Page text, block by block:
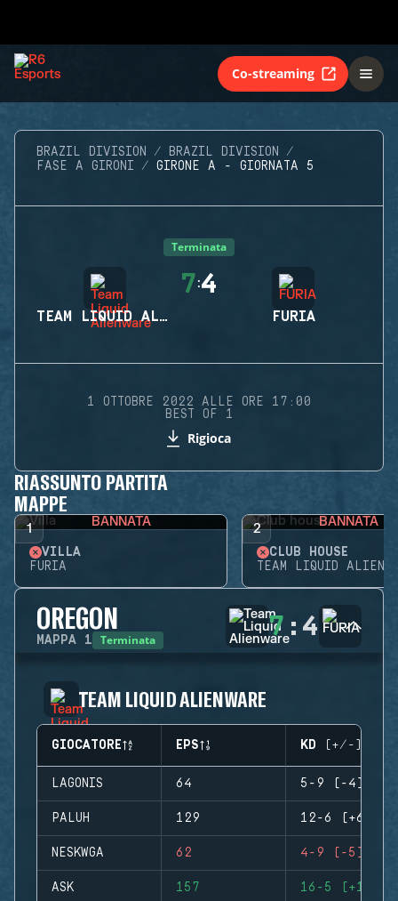
Co-streaming
BRAZIL DIVISION
BRAZIL DIVISION
FASE A GIRONI
GIRONE A - GIORNATA 5
Terminata
TEAM LIQUID ALIENWARE
7:4
FURIA
1 OTTOBRE 2022 ALLE ORE 17:00
BEST OF 1
Rigioca
RIASSUNTO PARTITA
MAPPE
1 BANNATA
VILLA
FURIA
2 BANNATA
CLUB HOUSE
TEAM LIQUID
OREGON
MAPPA 1 Terminata 7 : 4
TEAM LIQUID ALIENWARE
GIOCATORE EPS KD (+/-)
LAGONIS 64 5-9 (-4)
PALUH 129 12-6 (+6)
NESKWGA 62 4-9 (-5)
ASK 157 16-5 (+11)